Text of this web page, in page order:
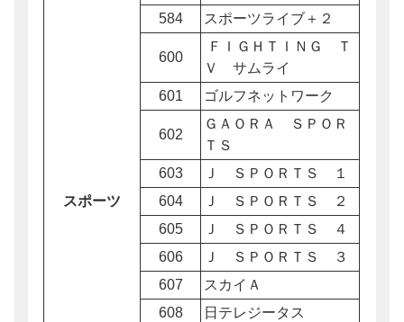
スポーツ
584
スポーツライブ＋２
600
ＦＩＧＨＴＩＮＧ Ｔ
Ｖ サムライ
601
ゴルフネットワーク
602
ＧＡＯＲＡ ＳＰＯＲ
ＴＳ
603
Ｊ ＳＰＯＲＴＳ １
604
Ｊ ＳＰＯＲＴＳ ２
605
Ｊ ＳＰＯＲＴＳ ４
606
Ｊ ＳＰＯＲＴＳ ３
607
スカイＡ
608
日テレジータス